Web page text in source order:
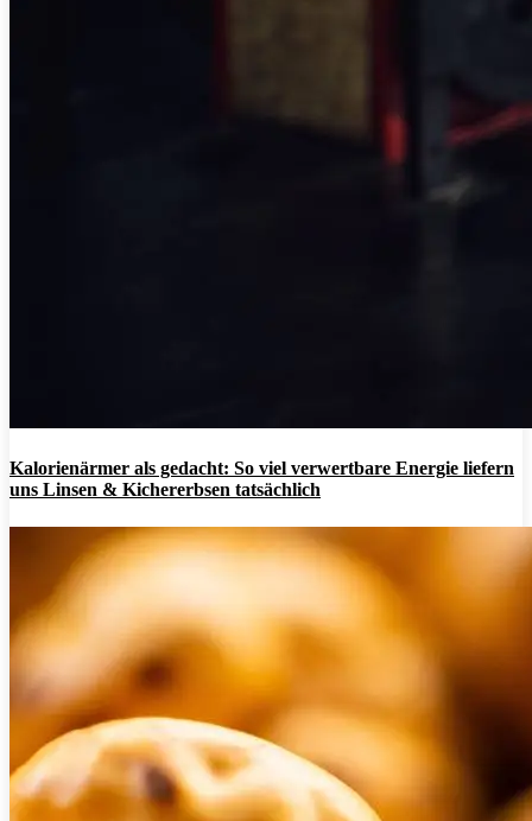
Kalorienärmer als gedacht: So viel verwertbare Energie liefern
uns Linsen & Kichererbsen tatsächlich